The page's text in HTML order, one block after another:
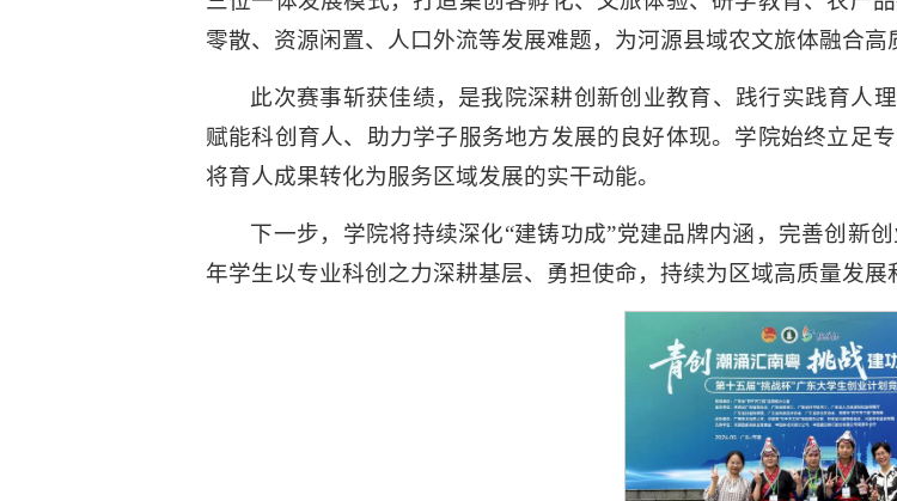
零散、资源闲置、人口外流等发展难题，为河源县域农文旅体融合高
此次赛事斩获佳绩，是我院深耕创新创业教育、践行实践育人
赋能科创育人、助力学子服务地方发展的良好体现。学院始终立足
将育人成果转化为服务区域发展的实干动能。
下一步，学院将持续深化“建铸功成”党建品牌内涵，完善创新
年学生以专业科创之力深耕基层、勇担使命，持续为区域高质量发展